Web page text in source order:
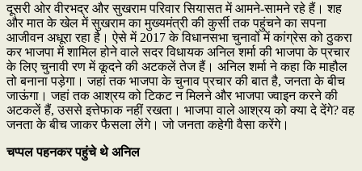
दूसरी ओर वीरभद्र और सुखराम परिवार सियासत में आमने-सामने रहे हैं। शह
और मात के खेल में सुखराम का मुख्यमंत्री की कुर्सी तक पहुंचने का सपना
आजीवन अधूरा रहा है। ऐसे में 2017 के विधानसभा चुनावों में कांग्रेस को ठुकरा
कर भाजपा में शामिल होने वाले सदर विधायक अनिल शर्मा की भाजपा के प्रचार
के लिए चुनावी रण में कूदने की अटकलें तेज हैं। अनिल शर्मा ने कहा कि माहौल
तो बनाना पड़ेगा। जहां तक भाजपा के चुनाव प्रचार की बात है, जनता के बीच
जाऊंगा। जहां तक आश्रय को टिकट न मिलने और भाजपा ज्वाइन करने की
अटकलें हैं, उससे इत्तेफाक नहीं रखता। भाजपा वाले आश्रय को क्या दे देंगे? वह
जनता के बीच जाकर फैसला लेंगे। जो जनता कहेगी वैसा करेंगे।
चप्पल पहनकर पहुंचे थे अनिल